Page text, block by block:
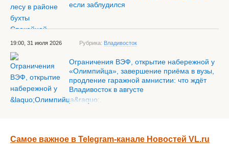
если заблудился
19:00, 31 июля 2026 Рубрика: Владивосток
Ограничения ВЭФ, открытие набережной у
«Олимпийца», завершение приёма в вузы,
продление гаражной амнистии: что ждёт
Владивосток в августе
Самое важное в Telegram-канале Новостей VL.ru